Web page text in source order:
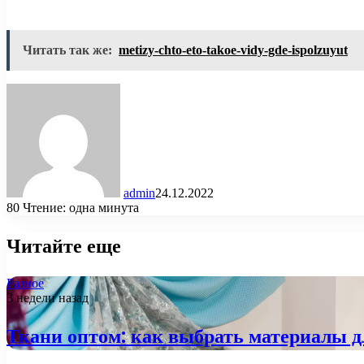
Читать так же: metizy-chto-eto-takoe-vidy-gde-ispolzuyut
admin24.12.2022
80 Чтение: одна минута
Читайте еще
Разное
3 недели назад
Ткани оптом: как выбрать материалы